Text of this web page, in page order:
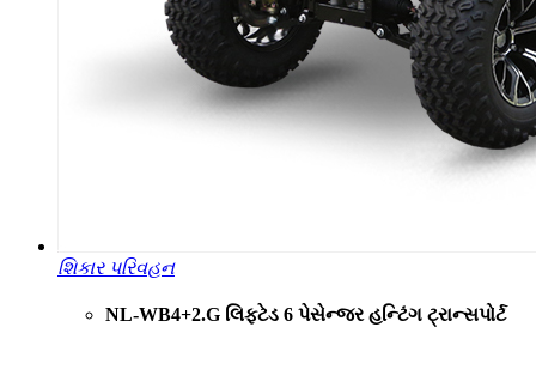
શિકાર પરિવહન
NL-WB4+2.G લિફ્ટેડ 6 પેસેન્જર હન્ટિંગ ટ્રાન્સપોર્ટ